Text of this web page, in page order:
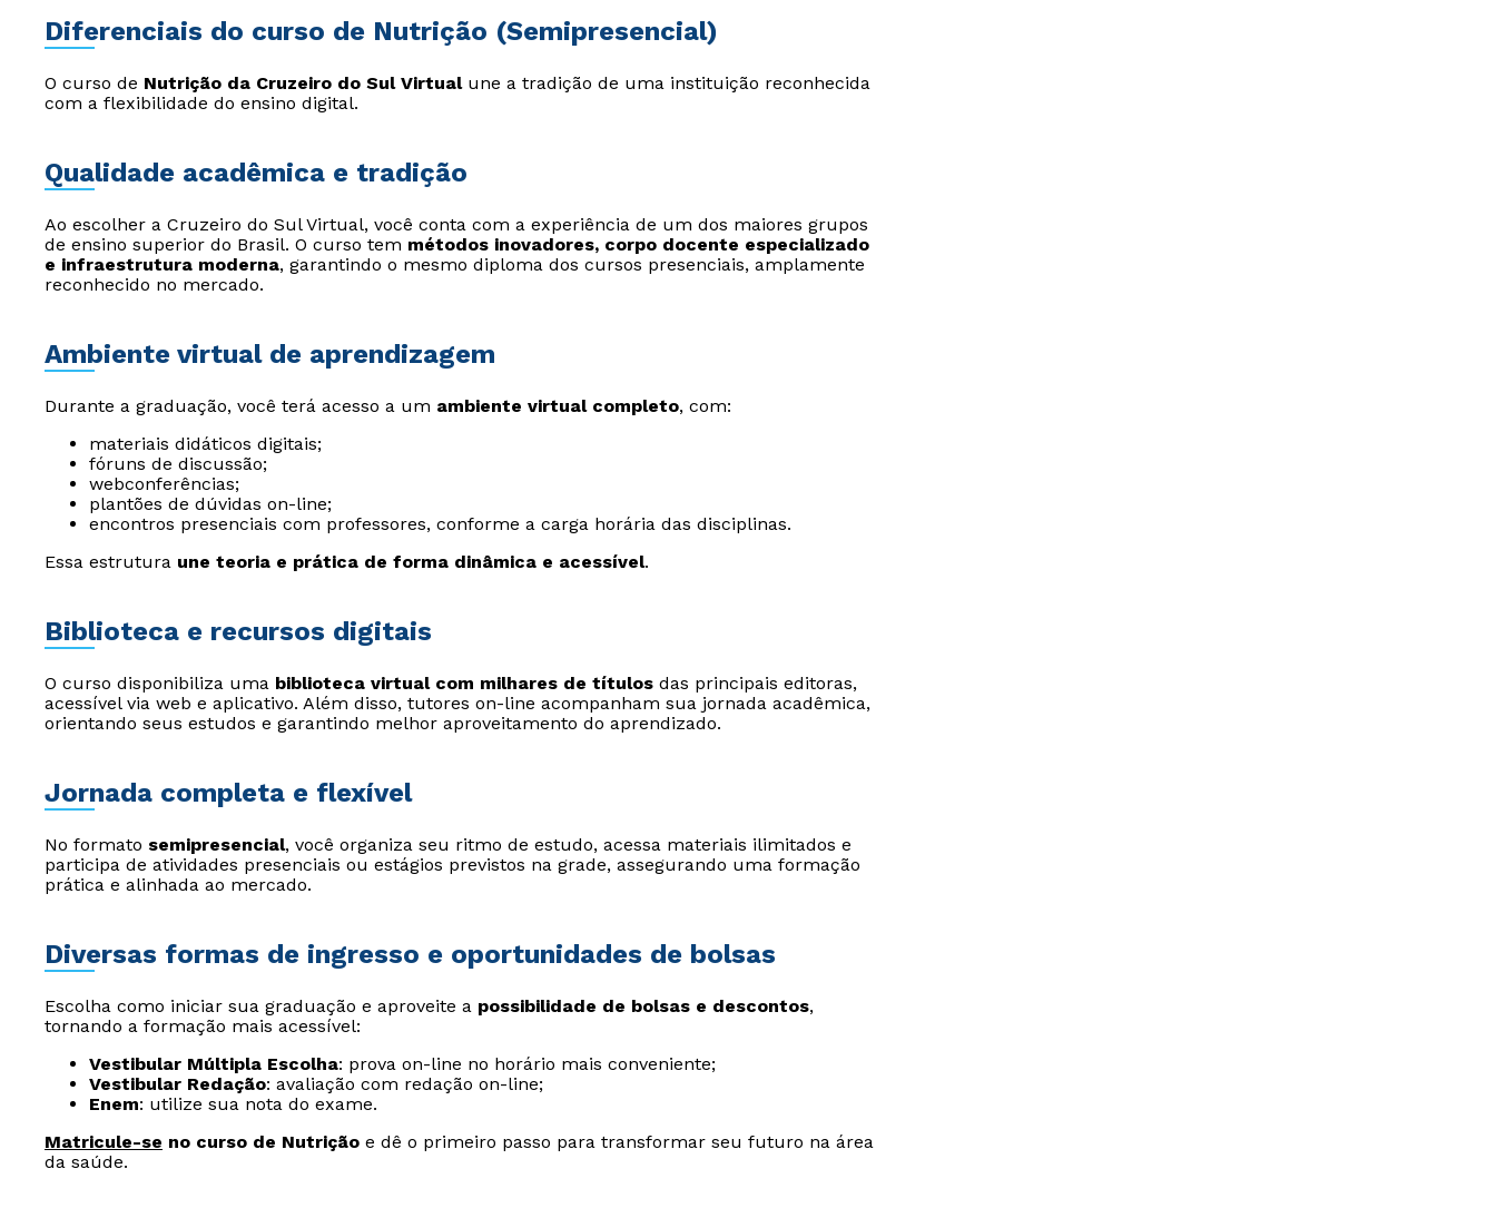
Diferenciais do curso de Nutrição (Semipresencial)
O curso de Nutrição da Cruzeiro do Sul Virtualune a tradição de uma instituição reconhecida
com a flexibilidade do ensino digital.
Qualidade acadêmica e tradição
Ao escolher a Cruzeiro do Sul Virtual, você conta com a experiência de um dos maiores grupos
de ensino superior do Brasil. O curso tem métodos inovadores, corpo docente especializado
e infraestrutura moderna, garantindo o mesmo diploma dos cursos presenciais, amplamente
reconhecido no mercado.
Ambiente virtual de aprendizagem
Durante a graduação, você terá acesso a um ambiente virtual completo, com:
materiais didáticos digitais;
fóruns de discussão;
webconferências;
plantões de dúvidas on-line;
encontros presenciais com professores, conforme a carga horária das disciplinas.
Essa estrutura une teoria e prática de forma dinâmica e acessível.
Biblioteca e recursos digitais
O curso disponibiliza uma biblioteca virtual com milhares de títulos das principais editoras,
acessível via web e aplicativo. Além disso, tutores on-line acompanham sua jornada acadêmica,
orientando seus estudos e garantindo melhor aproveitamento do aprendizado.
Jornada completa e flexível
No formato semipresencial, você organiza seu ritmo de estudo, acessa materiais ilimitados e
participa de atividades presenciais ou estágios previstos na grade, assegurando uma formação
prática e alinhada ao mercado.
Diversas formas de ingresso e oportunidades de bolsas
Escolha como iniciar sua graduação e aproveite a possibilidade de bolsas e descontos,
tornando a formação mais acessível:
Vestibular Múltipla Escolha: prova on-line no horário mais conveniente;
Vestibular Redação: avaliação com redação on-line;
Enem: utilize sua nota do exame.
Matricule-se no curso de Nutrição e dê o primeiro passo para transformar seu futuro na área
da saúde.